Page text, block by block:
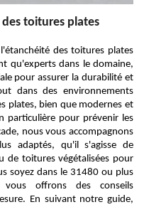
toitures plates
des toitures plates
qu'experts dans le domaine,
pour assurer la durabilité et
dans des environnements
plates, bien que modernes et
particulière pour prévenir les
nous vous accompagnons
adaptés, qu'il s'agisse de
de toitures végétalisées pour
soyez dans le 31480 ou plus
offrons des conseils
En suivant notre guide,